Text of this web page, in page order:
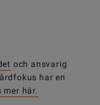
och ansvarig
har en
mer här.